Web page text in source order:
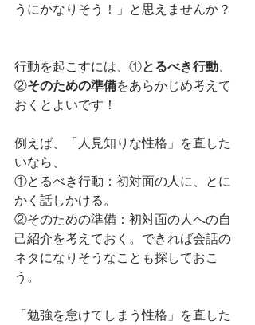
うにかなりそう！」と思えませんか？
行動を起こすには、①とるべき行動、
②そのための準備をあらかじめ考えて
おくとよいです！
例えば、「人見知りな性格」を直した
いなら、
①とるべき行動：初対面の人に、とに
かく話しかける。
②そのための準備：初対面の人への自
己紹介を考えておく。できれば会話の
ネタになりそうなことも探しておこ
う。
「勉強を怠けてしまう性格」を直した